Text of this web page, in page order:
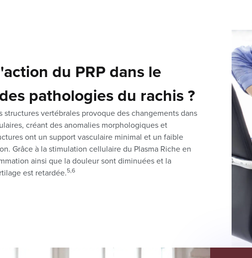
du PRP dans le
pathologies du rachis ?
structures vertébrales provoque des changements dans
créant des anomalies morphologiques et
ont un support vasculaire minimal et un faible
Grâce à la stimulation cellulaire du Plasma Riche en
ainsi que la douleur sont diminuées et la
est retardée.5,6